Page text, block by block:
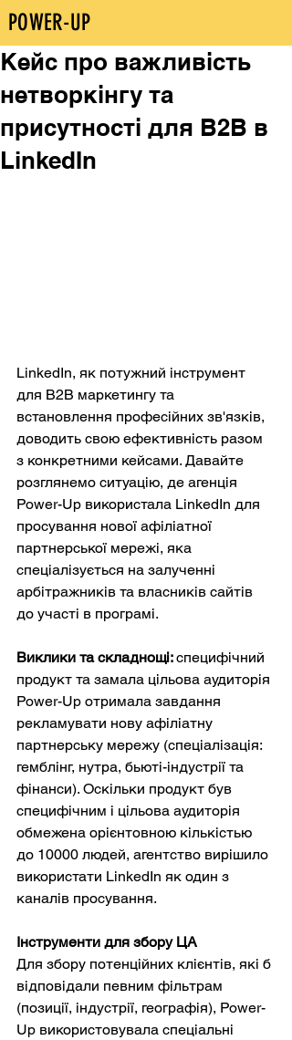
POWER-UP
Кейс про важливість
нетворкінгу та
присутності для B2B в
LinkedIn
LinkedIn, як потужний інструмент
для B2B маркетингу та
встановлення професійних зв'язків,
доводить свою ефективність разом
з конкретними кейсами. Давайте
розглянемо ситуацію, де агенція
Power-Up використала LinkedIn для
просування нової афіліатної
партнерської мережі, яка
спеціалізується на залученні
арбітражників та власників сайтів
до участі в програмі.
Виклики та складнощі: специфічний
продукт та замала цільова аудиторія
Power-Up отримала завдання
рекламувати нову афіліатну
партнерську мережу (спеціалізація:
гемблінг, нутра, бьюті-індустрії та
фінанси). Оскільки продукт був
специфічним і цільова аудиторія
обмежена орієнтовною кількістью
до 10000 людей, агентство вирішило
використати LinkedIn як один з
каналів просування.
Інструменти для збору ЦА
Для збору потенційних клієнтів, які б
відповідали певним фільтрам
(позиції, індустрії, географія), Power-
Up використовувала спеціальні